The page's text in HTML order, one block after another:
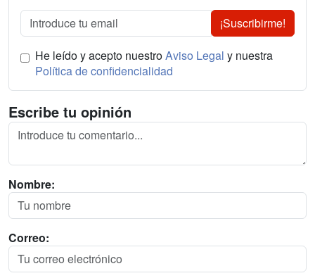
¡Suscribirme!
He leído y acepto nuestroAviso Legal y nuestra
Política de confidencialidad
Escribe tu opinión
Nombre:
Correo: